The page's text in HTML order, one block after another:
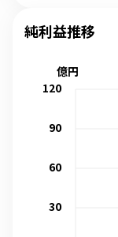
純利益推移
30
60
90
120
億円